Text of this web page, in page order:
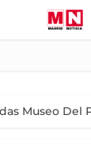
Museo Del